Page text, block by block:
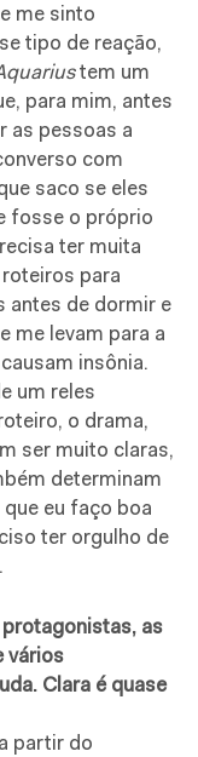
me sinto
tipo de reação,
tem um
para mim, antes
as pessoas a
com
saco se eles
fosse o próprio
ter muita
para
antes de dormir e
me levam para a
insônia.
um reles
o drama,
ser muito claras,
determinam
eu faço boa
ter orgulho de
as
vários
Clara é quase
partir do